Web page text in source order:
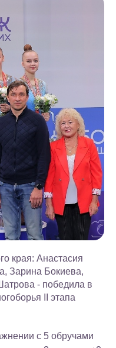
края: Анастасия
Зарина Бокиева,
- победила в
II этапа
с 5 обручами